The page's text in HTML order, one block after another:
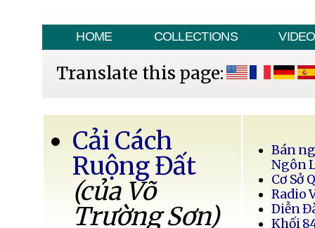
HOME COLLECTIONS VIDEO
Translate this page:
Cải Cách
Ruộng Đất
(của Võ
Trường Sơn)
Bán
Ngôn
Cơ Sở
Radio
Diễn
Khối